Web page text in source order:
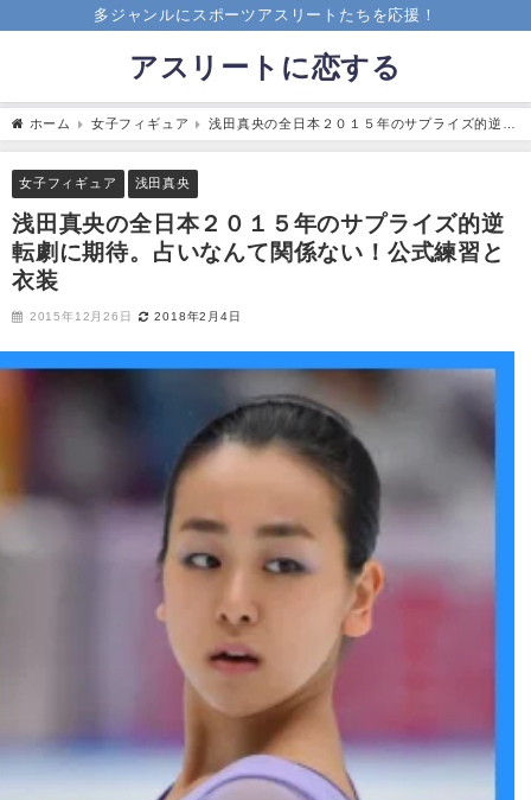
多ジャンルにスポーツアスリートたちを応援！
アスリートに恋する
ホーム 女子フィギュア
浅田真央の全日本２０１５年のサプライズ的逆転
劇に期待。占いなんて関係ない！公式練習と衣装
女子フィギュア 浅田真央
浅田真央の全日本２０１５年のサプライズ的逆
転劇に期待。占いなんて関係ない！公式練習と
衣装
2015年12月26日 2018年2月4日